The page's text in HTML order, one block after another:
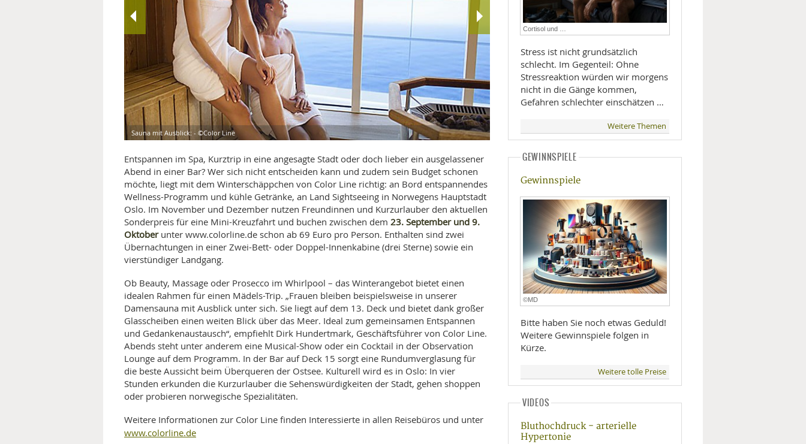
NATURHEILKUNDE
MEDIZINISCHE FACHBEGRIFFE
MUND UND ZÄHNE
PRÄVENTION UND ALTER
SYMPTOME UND DIAGNOSE
VITAMINE UND MINERALSTOFFE
WISSENSCHAFT UND FORSCHUNG
LIFESTYLE
Sauna mit Ausblick: - ©Color Line Mini-Kreuzfahrt für einen Mädels-Trip - ©Color Line
Entspannen im Spa, Kurztrip in eine angesagte Stadt oder doch lieber ein ausgelassener
Abend in einer Bar? Wer sich nicht entscheiden kann und zudem sein Budget schonen
möchte, liegt mit dem Winterschäppchen von Color Line richtig: an Bord entspannendes
Wellness-Programm und kühle Getränke, an Land Sightseeing in Norwegens Hauptstadt
Oslo. Im November und Dezember nutzen Freundinnen und Kurzurlauber den aktuellen
Sonderpreis für eine Mini-Kreuzfahrt und buchen zwischen dem 23. September und 9.
Oktoberunter www.colorline.de schon ab 69 Euro pro Person. Enthalten sind zwei
Übernachtungen in einer Zwei-Bett- oder Doppel-Innenkabine (drei Sterne) sowie ein
vierstündiger Landgang.
Ob Beauty, Massage oder Prosecco im Whirlpool – das Winterangebot bietet einen
idealen Rahmen für einen Mädels-Trip. „Frauen bleiben beispielsweise in unserer
Damensauna mit Ausblick unter sich. Sie liegt auf dem 13. Deck und bietet dank großer
Glasscheiben einen weiten Blick über das Meer. Ideal zum gemeinsamen Entspannen
und Gedankenaustausch“, empfiehlt Dirk Hundertmark, Geschäftsführer von Color Line.
Abends steht unter anderem eine Musical-Show oder ein Cocktail in der Observation
Lounge auf dem Programm. In der Bar auf Deck 15 sorgt eine Rundumverglasung für
die beste Aussicht beim Überqueren der Ostsee. Kulturell wird es in Oslo: In vier
Stunden erkunden die Kurzurlauber die Sehenswürdigkeiten der Stadt, gehen shoppen
oder probieren norwegische Spezialitäten.
Weitere Informationen zur Color Line finden Interessierte in allen Reisebüros und unter
www.colorline.de
Cortisol und …
Stress ist nicht grundsätzlich
schlecht. Im Gegenteil: Ohne
Stressreaktion würden wir morgens
nicht in die Gänge kommen,
Gefahren schlechter einschätzen …
Weitere Themen
GEWINNSPIELE
Gewinnspiele
©MD
Bitte haben Sie noch etwas Geduld!
Weitere Gewinnspiele folgen in
Kürze.
Weitere tolle Preise
VIDEOS
Bluthochdruck - arterielle
Hypertonie